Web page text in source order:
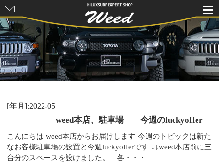
HILUXSURF
EXPERT
SHOP Weed
[年月]:2022-05
weed本店、駐車場 今週のluckyoffer
こんにちは weed本店からお届けします 今週のトピックは新た
なお客様駐車場の設置と今週luckyofferです ↓↓weed本店前に三
台分のスペースを設けました。 各・・・